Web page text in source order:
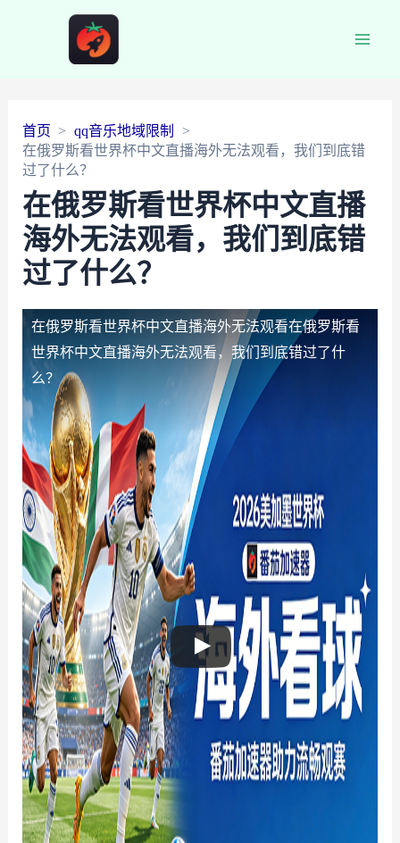
首页
qq音乐地域限制
在俄罗斯看世界杯中文直播海外无法观看，我们到底错
过了什么？
在俄罗斯看世界杯中文直播
海外无法观看，我们到底错
过了什么？
在俄罗斯看世界杯中文直播海外无法观看在俄罗斯看
世界杯中文直播海外无法观看，我们到底错过了什
么？